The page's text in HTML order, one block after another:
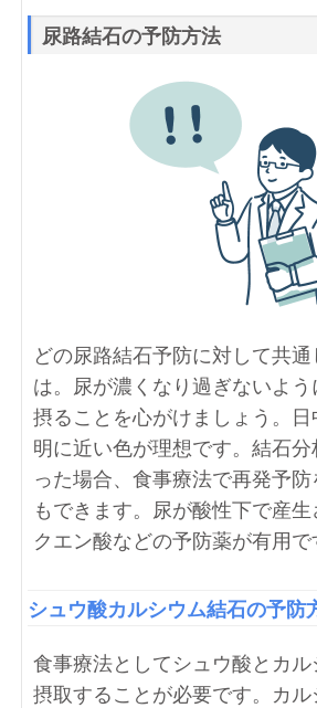
尿路結石の予防方法
どの尿路結石予防に対して共通
は。尿が濃くなり過ぎないよ
摂ることを心がけましょう。
明に近い色が理想です。結石
った場合、食事療法で再発予防
もできます。尿が酸性下で産
クエン酸などの予防薬が有用で
シュウ酸カルシウム結石の予防
食事療法としてシュウ酸とカル
摂取することが必要です。カル